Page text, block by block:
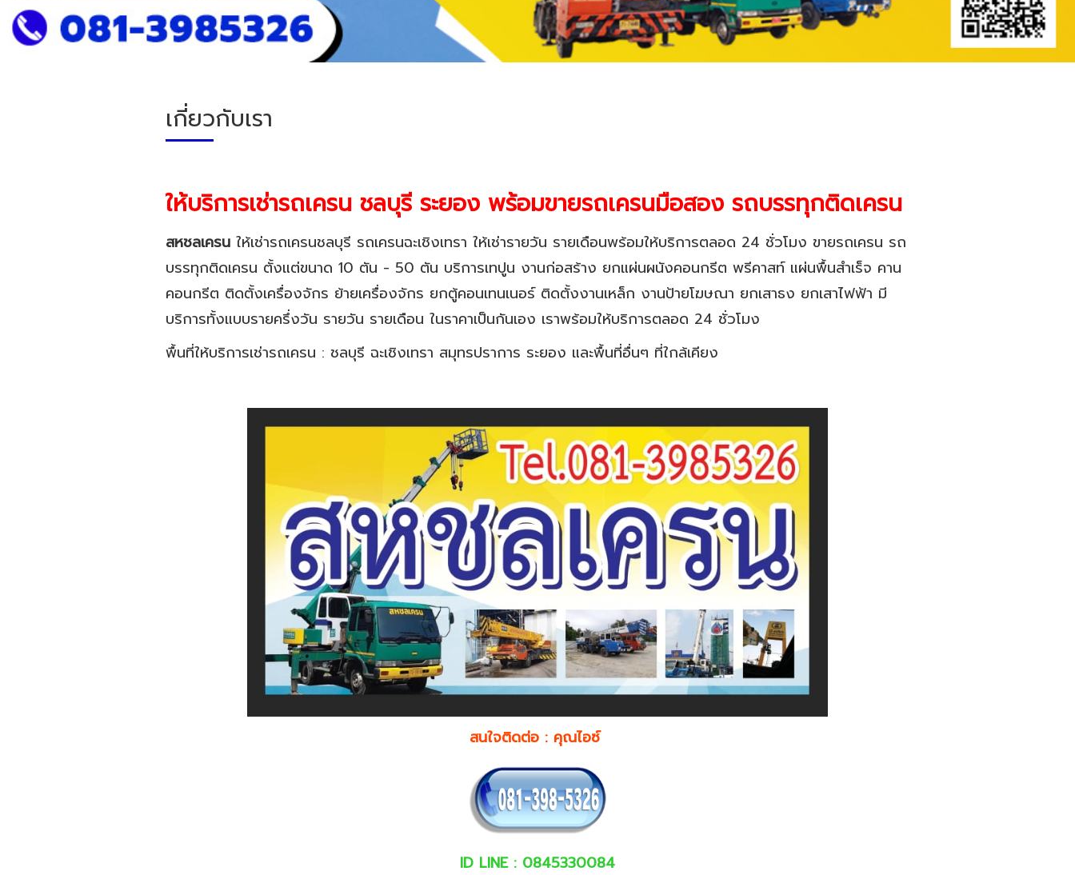
เกี่ยวกับเรา
ให้บริการเช่ารถเครน ชลบุรี ระยอง พร้อมขายรถเครนมือสอง รถบรรทุกติดเครน
สหชลเครน ให้เช่ารถเครนชลบุรี รถเครนฉะเชิงเทรา ให้เช่ารายวัน รายเดือนพร้อมให้บริการตลอด 24 ชั่วโมง ขายรถเครน รถ
บรรทุกติดเครน ตั้งแต่ขนาด 10 ตัน - 50 ตัน บริการเทปูน งานก่อสร้าง ยกแผ่นผนังคอนกรีต พรีคาสท์ แผ่นพื้นสำเร็จ คาน
คอนกรีต ติดตั้งเครื่องจักร ย้ายเครื่องจักร ยกตู้คอนเทนเนอร์ ติดตั้งงานเหล็ก งานป้ายโฆษณา ยกเสาธง ยกเสาไฟฟ้า มี
บริการทั้งแบบรายครึ่งวัน รายวัน รายเดือน ในราคาเป็นกันเอง เราพร้อมให้บริการตลอด 24 ชั่วโมง
พื้นที่ให้บริการเช่ารถเครน : ชลบุรี ฉะเชิงเทรา สมุทรปราการ ระยอง และพื้นที่อื่นๆ ที่ใกล้เคียง
สนใจติดต่อ : คุณไอซ์
ID LINE : 0845330084